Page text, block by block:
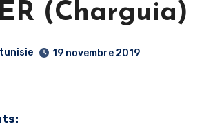
(Charguia)
19 novembre 2019